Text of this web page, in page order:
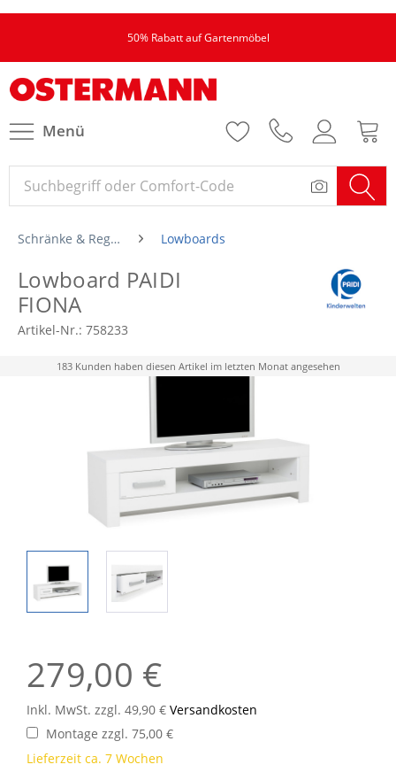
50% Rabatt auf Gartenmöbel
Menü
Schränke & Regale Lowboards
Lowboard PAIDI
FIONA
Artikel-Nr.: 758233
183 Kunden haben diesen Artikel im letzten Monat angesehen
279,00 €
Inkl. MwSt. zzgl. 49,90 € Versandkosten
Lieferzeit ca. 7 Wochen
Montage zzgl. 75,00 €